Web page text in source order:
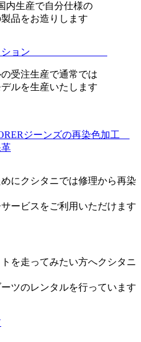
内生産で自分仕様の
品をお造りします
エディション
受注生産で通常では
ルを生産いたします
ジーンズの再染色加工
にクシタニでは修理から再染
ービスをご利用いただけます
を走ってみたい方へクシタニ
ツのレンタルを行っています